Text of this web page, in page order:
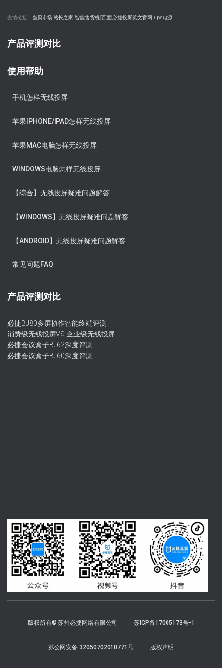
友情链接： 当贝市场 站长之家 智能售货机 百度 必捷投屏英文官网 ups电源
产品评测对比
使用帮助
手机怎样无线投屏
苹果IPHONE/IPAD怎样无线投屏
苹果MAC电脑怎样无线投屏
WINDOWS电脑怎样无线投屏
【综合】无线投屏疑难问题解答
【WINDOWS】无线投屏疑难问题解答
【ANDROID】无线投屏疑难问题解答
常见问题FAQ
产品评测对比
必捷BJ80多屏协作智能终端评测
消费级无线投屏VS 企业级无线投屏
必捷会议盒子BJ62深度评测
必捷会议盒子BJ60深度评测
版权所有© 苏州必捷网络有限公司 苏ICP备17005173号-1
苏公网安备 32050702010771号 版权声明